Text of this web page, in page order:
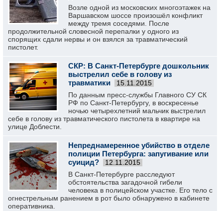
Возле одной из московских многоэтажек на
Варшавском шоссе произошёл конфликт
между тремя соседями. После
продолжительной словесной перепалки у одного из
спорящих сдали нервы и он взялся за травматический
пистолет.
СКР: В Санкт-Петербурге дошкольник
выстрелил себе в голову из
травматики
15.11.2015
По данным пресс-службы Главного СУ СК
РФ по Санкт-Петербургу, в воскресенье
ночью четырехлетний мальчик выстрелил
себе в голову из травматического пистолета в квартире на
улице Доблести.
Непреднамеренное убийство в отделе
полиции Петербурга: запугивание или
суицид?
12.11.2015
В Санкт-Петербурге расследуют
обстоятельства загадочной гибели
человека в полицейском участке. Его тело с
огнестрельным ранением в рот было обнаружено в кабинете
оперативника.